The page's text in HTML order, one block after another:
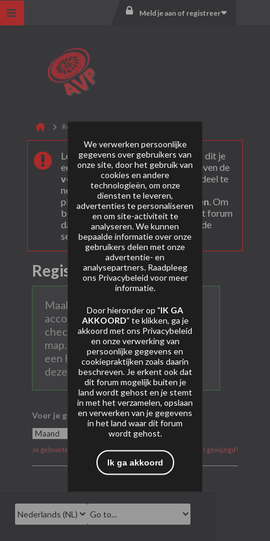
Meld je aan of registreer
Registreer
Leuk dat je ons gevonden hebt! Als dit je
eerste bezoek is bekijk dan eerst even de
veel gestelde vragen. Om actief deel te
nemen en ook berichten te kunnen
plaatsen moet je je eerst registeren. Om
berichten te bekijken, selecteer het forum
dat je wil bezoeken uit onderstaande
selectie.
Registreer
Maak hier een persoonlijk AVP
account aan. Vul alle velden in en
check ook na aanmelden je SPAM
map. Heel soms komen mails met
een Hotmail of Gmail account in
deze map terecht.
Voer je geboortedatum in
Je geboortedatum kan na aanmelding niet meer worden gewijzigd!
We verwerken persoonlijke
gegevens over gebruikers van
onze site, door het gebruik van
cookies en andere
technologieën, om onze
diensten te leveren,
advertenties te personaliseren
en om site-activiteit te
analyseren. We kunnen
bepaalde informatie over onze
gebruikers delen met onze
advertentie- en
analysepartners. Raadpleeg
ons Privacybeleid voor meer
informatie.
Door hieronder op "IK GA
AKKOORD" te klikken, ga je
akkoord met ons Privacybeleid
en onze verwerking van
persoonlijke gegevens en
cookiepraktijken zoals daarin
beschreven. Je erkent ook dat
dit forum mogelijk buiten je
land wordt gehost en je stemt
in met het verzamelen, opslaan
en verwerken van je gegevens
in het land waar dit forum
wordt gehost.
Ik ga akkoord